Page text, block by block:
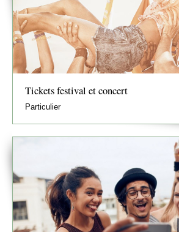
Tickets festival et concert
Particulier